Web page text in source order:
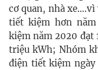
cơ quan, nhà xe….vì
tiết kiệm hơn
kiệm năm 2020 đạt
triệu kWh; Nhóm
điện tiết kiệm ngày